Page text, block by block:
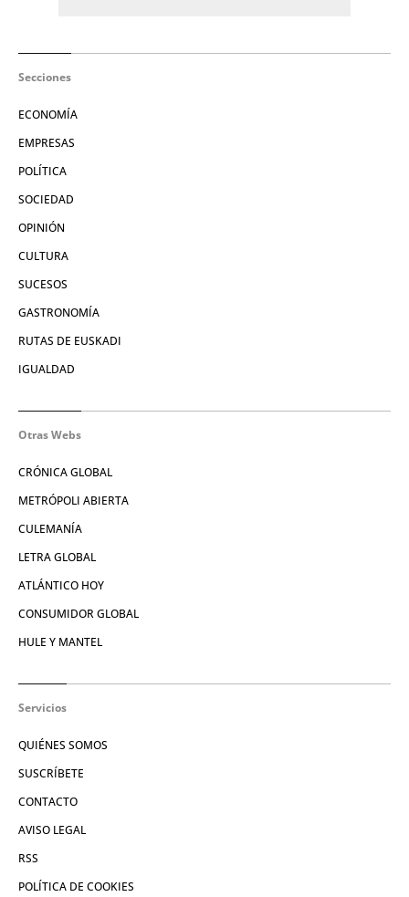
Secciones
ECONOMÍA
EMPRESAS
POLÍTICA
SOCIEDAD
OPINIÓN
CULTURA
SUCESOS
GASTRONOMÍA
RUTAS DE EUSKADI
IGUALDAD
Otras Webs
CRÓNICA GLOBAL
METRÓPOLI ABIERTA
CULEMANÍA
LETRA GLOBAL
ATLÁNTICO HOY
CONSUMIDOR GLOBAL
HULE Y MANTEL
Servicios
QUIÉNES SOMOS
SUSCRÍBETE
CONTACTO
AVISO LEGAL
RSS
POLÍTICA DE COOKIES